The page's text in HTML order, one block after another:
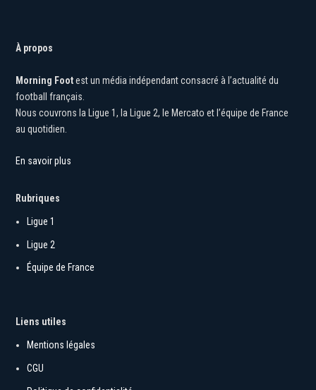
À propos
Morning Foot
est un média indépendant consacré à l’actualité du
football français.
Nous couvrons la Ligue 1, la Ligue 2, le Mercato et l’équipe de France
au quotidien.
En savoir plus
Rubriques
Ligue 1
Ligue 2
Équipe de France
Mentions légales